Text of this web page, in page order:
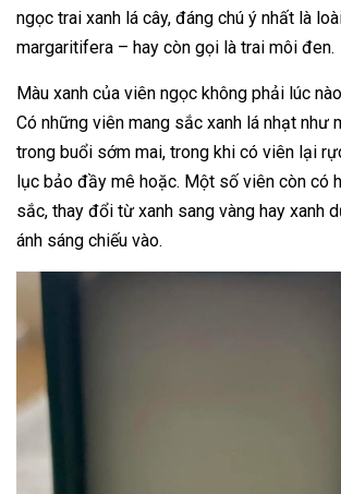
ngọc trai xanh lá cây, đáng chú ý nhất là
margaritifera – hay còn gọi là trai môi đen.
Màu xanh của viên ngọc không phải lúc
Có những viên mang sắc xanh lá nhạt như
trong buổi sớm mai, trong khi có viên lại
lục bảo đầy mê hoặc. Một số viên còn có
sắc, thay đổi từ xanh sang vàng hay xanh
ánh sáng chiếu vào.